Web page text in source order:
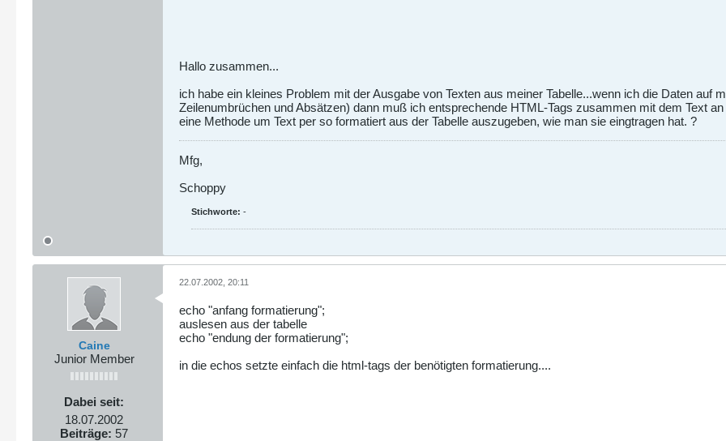
Hallo zusammen...
ich habe ein kleines Problem mit der Ausgabe von Texten aus meiner Tabelle...wenn ich die Daten auf
Zeilenumbrüchen und Absätzen) dann muß ich entsprechende HTML-Tags zusammen mit dem Text
eine Methode um Text per so formatiert aus der Tabelle auszugeben, wie man sie eingtragen hat. ?
Mfg,
Schoppy
Stichworte: -
Caine
Junior Member
Dabei seit:
18.07.2002
Beiträge: 57
22.07.2002, 20:11
echo "anfang formatierung";
auslesen aus der tabelle
echo "endung der formatierung";
in die echos setzte einfach die html-tags der benötigten formatierung....